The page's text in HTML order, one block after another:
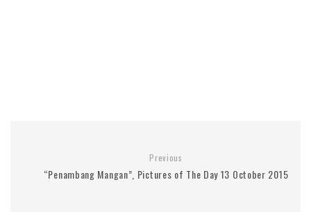
Previous
“Penambang Mangan”, Pictures of The Day 13 October 2015